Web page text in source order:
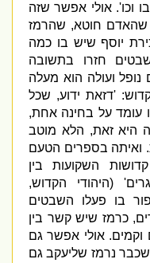
'.אולי אפשר שזה
חוטא,שהרמז
יוסף שיש בו כמה
חזרו בתשובה
ועולה הוא מעלה
: 'דזאת ידוע,שכל
עומד על בחינה אחת,
זאת,הלא מוטב
בספרים הטעם
השקועות בין
' ( היהודי הקדוש,
בו פעלו השבטים
,כרמז שיש קשר בין
.אולי אפשר גם
נרמז שליעקב גם